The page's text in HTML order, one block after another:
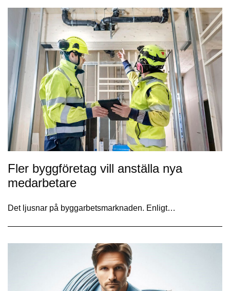
Fler byggföretag vill anställa nya
medarbetare
Det ljusnar på byggarbetsmarknaden. Enligt…